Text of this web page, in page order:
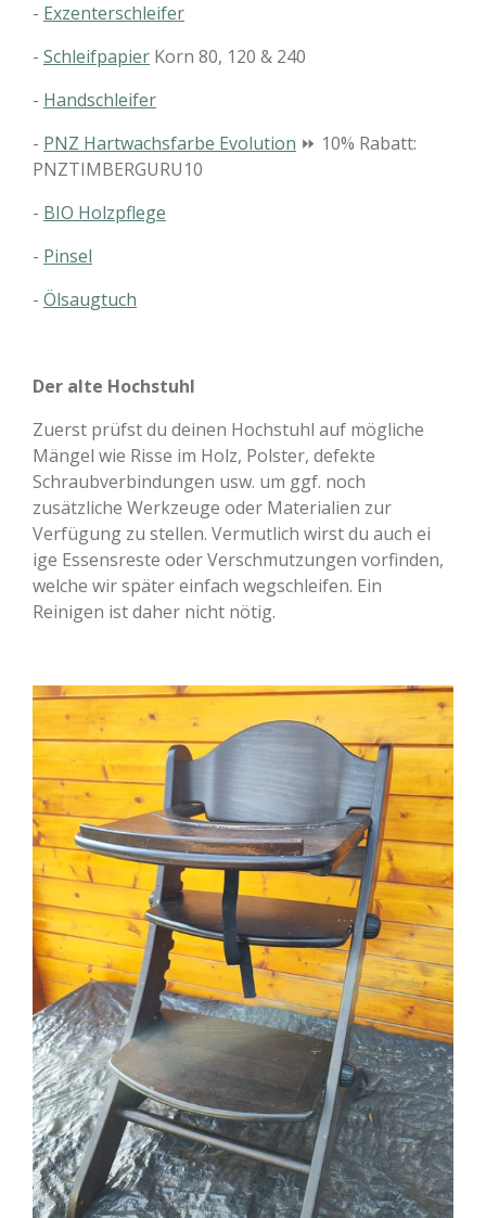
- Exzenterschleifer
- Schleifpapier Korn 80, 120 & 240
- Handschleifer
- PNZ Hartwachsfarbe Evolution ⏩ 10% Rabatt:
PNZTIMBERGURU10
- BIO Holzpflege
- Pinsel
- Ölsaugtuch
Der alte Hochstuhl
Zuerst prüfst du deinen Hochstuhl auf mögliche
Mängel wie Risse im Holz, Polster, defekte
Schraubverbindungen usw. um ggf. noch
zusätzliche Werkzeuge oder Materialien zur
Verfügung zu stellen. Vermutlich wirst du auch ei
ige Essensreste oder Verschmutzungen vorfinden,
welche wir später einfach wegschleifen. Ein
Reinigen ist daher nicht nötig.